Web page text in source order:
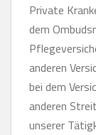
Private
dem
anderen
bei dem
anderen
unserer